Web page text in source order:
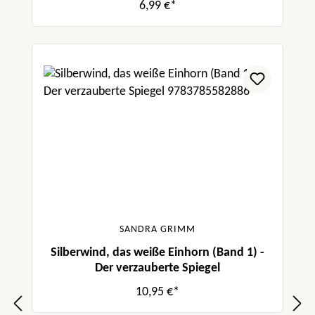
6,99 €*
SANDRA GRIMM
Silberwind, das weiße Einhorn (Band 1) -
Der verzauberte Spiegel
10,95 €*